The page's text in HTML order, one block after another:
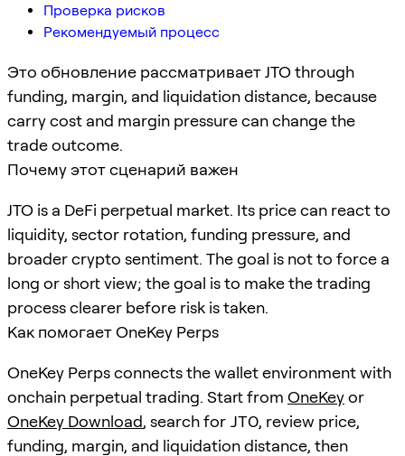
Проверка рисков
Рекомендуемый процесс
Это обновление рассматривает JTO through
funding, margin, and liquidation distance, because
carry cost and margin pressure can change the
trade outcome.
Почему этот сценарий важен
JTO is a DeFi perpetual market. Its price can react to
liquidity, sector rotation, funding pressure, and
broader crypto sentiment. The goal is not to force a
long or short view; the goal is to make the trading
process clearer before risk is taken.
Как помогает OneKey Perps
OneKey Perps connects the wallet environment with
onchain perpetual trading. Start from OneKeyor
OneKey Download, search for JTO, review price,
funding, margin, and liquidation distance, then